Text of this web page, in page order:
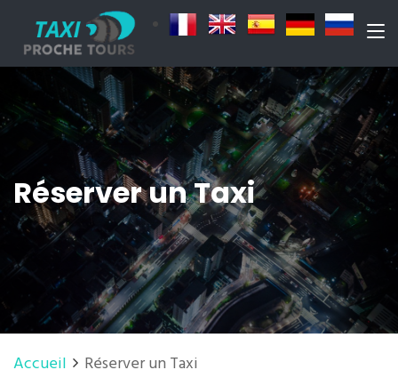
Réserver un Taxi
Accueil Réserver un Taxi